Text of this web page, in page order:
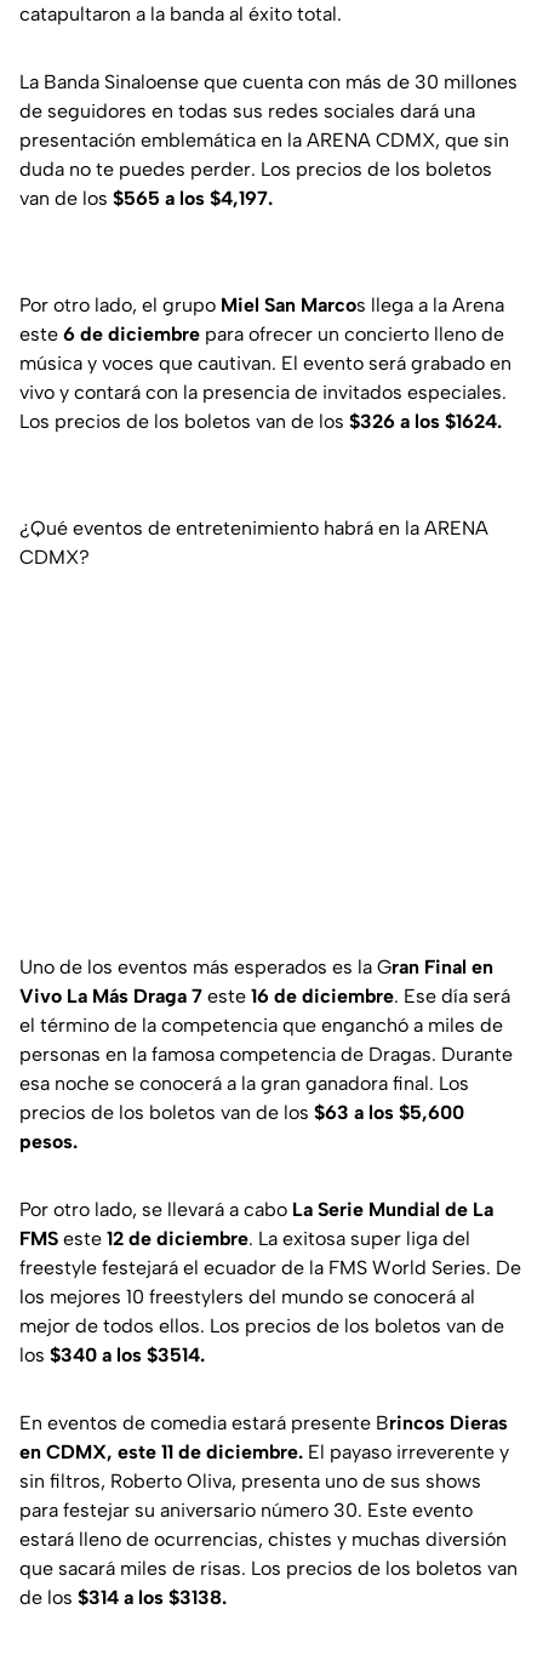
catapultaron a la banda al éxito total.
La Banda Sinaloense que cuenta con más de 30 millones
de seguidores en todas sus redes sociales dará una
presentación emblemática en la ARENA CDMX, que sin
duda no te puedes perder. Los precios de los boletos
van de los $565 a los $4,197.
Por otro lado, el grupo Miel San Marcos llega a la Arena
este 6 de diciembre para ofrecer un concierto lleno de
música y voces que cautivan. El evento será grabado en
vivo y contará con la presencia de invitados especiales.
Los precios de los boletos van de los $326 a los $1624.
¿Qué eventos de entretenimiento habrá en la ARENA
CDMX?
Uno de los eventos más esperados es la Gran Final en
Vivo La Más Draga 7 este 16 de diciembre. Ese día será
el término de la competencia que enganchó a miles de
personas en la famosa competencia de Dragas. Durante
esa noche se conocerá a la gran ganadora final. Los
precios de los boletos van de los $63 a los $5,600
pesos.
Por otro lado, se llevará a cabo La Serie Mundial de La
FMS este 12 de diciembre. La exitosa super liga del
freestyle festejará el ecuador de la FMS World Series. De
los mejores 10 freestylers del mundo se conocerá al
mejor de todos ellos. Los precios de los boletos van de
los $340 a los $3514.
En eventos de comedia estará presente Brincos Dieras
en CDMX, este 11 de diciembre. El payaso irreverente y
sin filtros, Roberto Oliva, presenta uno de sus shows
para festejar su aniversario número 30. Este evento
estará lleno de ocurrencias, chistes y muchas diversión
que sacará miles de risas. Los precios de los boletos van
de los $314 a los $3138.